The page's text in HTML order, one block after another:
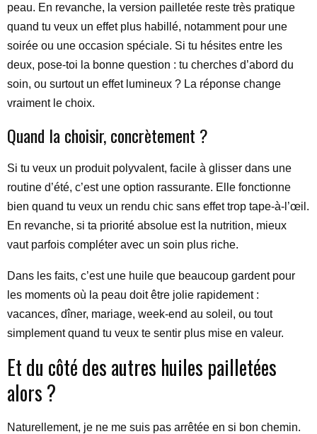
peau. En revanche, la version pailletée reste très pratique
quand tu veux un effet plus habillé, notamment pour une
soirée ou une occasion spéciale. Si tu hésites entre les
deux, pose-toi la bonne question : tu cherches d’abord du
soin, ou surtout un effet lumineux ? La réponse change
vraiment le choix.
Quand la choisir, concrètement ?
Si tu veux un produit polyvalent, facile à glisser dans une
routine d’été, c’est une option rassurante. Elle fonctionne
bien quand tu veux un rendu chic sans effet trop tape-à-l’œil.
En revanche, si ta priorité absolue est la nutrition, mieux
vaut parfois compléter avec un soin plus riche.
Dans les faits, c’est une huile que beaucoup gardent pour
les moments où la peau doit être jolie rapidement :
vacances, dîner, mariage, week-end au soleil, ou tout
simplement quand tu veux te sentir plus mise en valeur.
Et du côté des autres huiles pailletées
alors ?
Naturellement, je ne me suis pas arrêtée en si bon chemin.